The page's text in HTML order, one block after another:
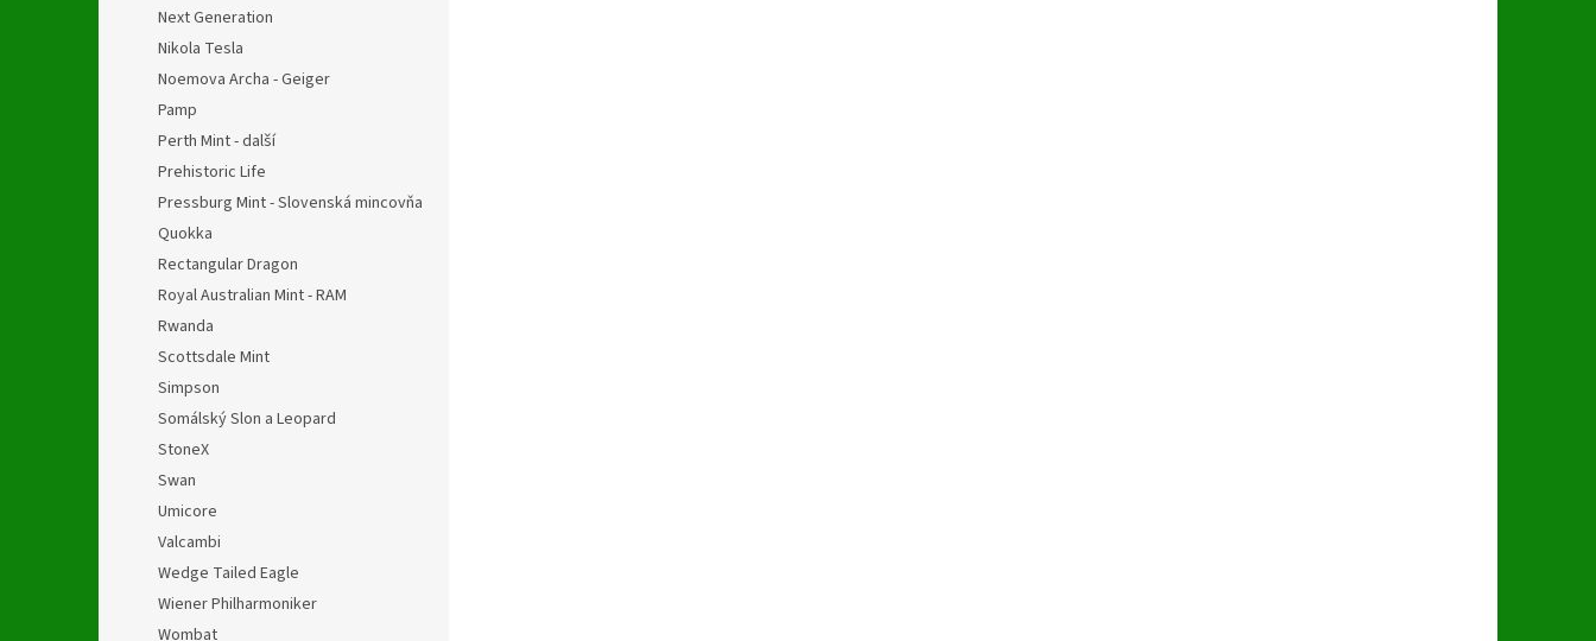
Next Generation
Nikola Tesla
Noemova Archa - Geiger
Pamp
Perth Mint - další
Prehistoric Life
Pressburg Mint - Slovenská mincovňa
Quokka
Rectangular Dragon
Royal Australian Mint - RAM
Rwanda
Scottsdale Mint
Simpson
Somálský Slon a Leopard
StoneX
Swan
Umicore
Valcambi
Wedge Tailed Eagle
Wiener Philharmoniker
Wombat